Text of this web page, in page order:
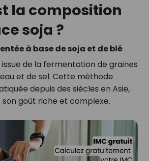
la composition
soja ?
à base de soja et de blé
issue de la fermentation de graines
et de sel. Cette méthode
depuis des siècles en Asie,
son goût riche et complexe.